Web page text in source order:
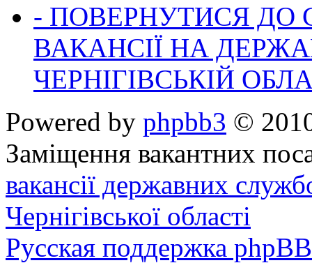
- ПОВЕРНУТИСЯ ДО
ВАКАНСІЇ НА
ЧЕРНІГІВСЬКІЙ
Powered by phpbb3 ©
Заміщення вакантних
вакансії державних
Чернігівської області
Русская поддержка phpBB